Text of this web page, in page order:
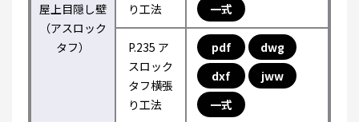
屋上目隠し壁
（アスロック
タフ）
り工法
一式
P.235 ア
スロック
タフ横張
り工法
pdf
dwg
dxf
jww
一式